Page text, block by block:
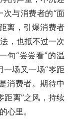
与消费者的“面
离，引爆消费者
，也抵不过一次
句“尝尝看”的温
场又一场“零距
消费者。期待中
距离”之风，持续
心里。